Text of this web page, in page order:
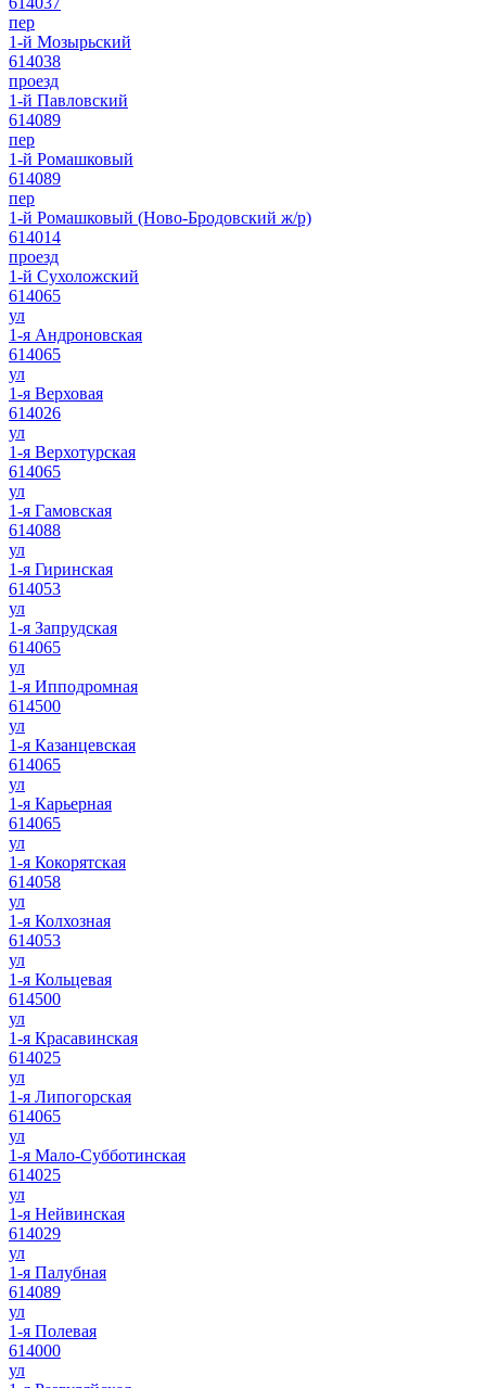
пер
1-й Мозырьский
614038
проезд
1-й Павловский
614089
пер
1-й Ромашковый
614089
пер
1-й Ромашковый (Ново-Бродовский ж/р)
614014
проезд
1-й Сухоложский
614065
ул
1-я Андроновская
614065
ул
1-я Верховая
614026
ул
1-я Верхотурская
614065
ул
1-я Гамовская
614088
ул
1-я Гиринская
614053
ул
1-я Запрудская
614065
ул
1-я Ипподромная
614500
ул
1-я Казанцевская
614065
ул
1-я Карьерная
614065
ул
1-я Кокорятская
614058
ул
1-я Колхозная
614053
ул
1-я Кольцевая
614500
ул
1-я Красавинская
614025
ул
1-я Липогорская
614065
ул
1-я Мало-Субботинская
614025
ул
1-я Нейвинская
614029
ул
1-я Палубная
614089
ул
1-я Полевая
614000
ул